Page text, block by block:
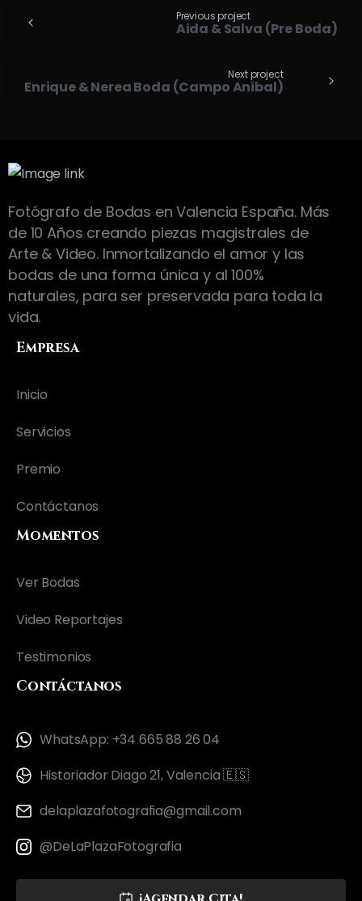
Previous project
Aida & Salva (Pre Boda)
Next project
Enrique & Nerea Boda (Campo Anibal)
Fotógrafo de Bodas en Valencia España. Más
de 10 Años creando piezas magistrales de
Arte & Video. Inmortalizando el amor y las
bodas de una forma única y al 100%
naturales, para ser preservada para toda la
vida.
Empresa
Inicio
Servicios
Premio
Contáctanos
Momentos
Ver Bodas
Video Reportajes
Testimonios
Contáctanos
WhatsApp: +34 665 88 26 04
Historiador Diago 21, Valencia 🇪🇸
delaplazafotografia@gmail.com
@DeLaPlazaFotografia